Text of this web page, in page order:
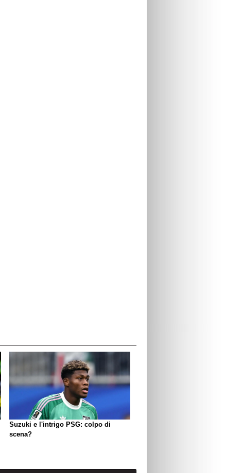
Suzuki e l'intrigo PSG: colpo di
scena?